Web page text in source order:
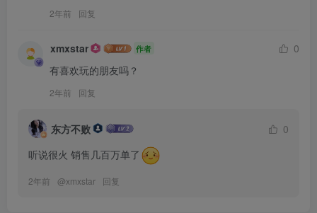
2年前 回复
xmxstar 作者
0
有喜欢玩的朋友吗？
2年前 回复
东方不败
0
听说很火 销售几百万单了
2年前 @xmxstar 回复